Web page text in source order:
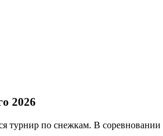
2026
турнир по снежкам. В